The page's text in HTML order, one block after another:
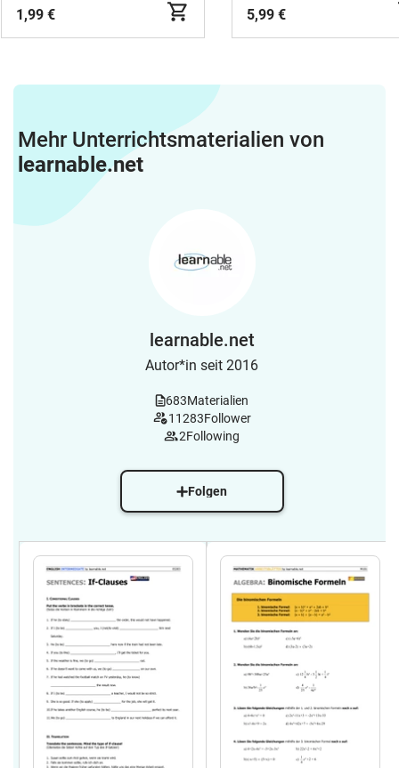
1,99 € 5,99 €
Mehr Unterrichtsmaterialien von
learnable.net
learnable.net
Autor*in seit 2016
683Materialien
11283Follower
2Following
Folgen